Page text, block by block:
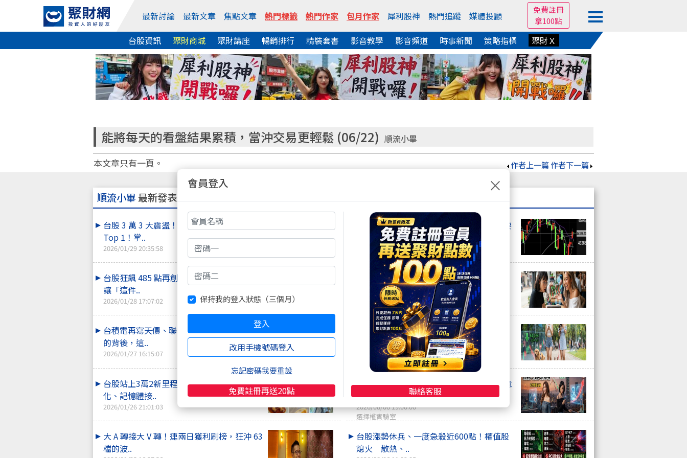
最新討論 最新文章 焦點文章 熱門標籤 熱門作家 包月作家 犀利股神 熱門追蹤 媒體投顧
免費註冊
拿100點
台股資訊 聚財商城 聚財講座 暢銷排行 精裝套書 影音教學 影音頻道 時事新聞 策略指標 聚財Ｘ
能將每天的看盤結果累積，當沖交易更輕鬆 (06/22) 順流小畢
本文章只有一頁。 作者上一篇作者下一篇
順流小畢最新發表主題
台股 3 萬 3 大震盪！小畢單日獲利創生涯
Top 1！掌..
2026/01/29 20:35:58
台股狂飆 485 點再創高！但在煙火之下，別
讓「這件..
2026/01/28 17:07:02
台積電再寫天價、聯電亮燈！但在指數創高
的背後，這..
2026/01/27 16:15:07
台股站上3萬2新里程碑！資金大風吹，塑
化、記憶體接..
2026/01/26 21:01:03
大 A 轉接大 V 轉！連兩日獲利刷榜，狂沖 63
檔的波..
熱門焦點文章
大盤下跌２００點 夜盤又正在跌 反彈要
結束了？
2026/08/06 16:16:04
咖啡好喝
季線洗盤大震盪！光通訊還在噴，散熱強
勢，BBU強攻..
2026/08/06 18:30:00
理財阿涵
現買現賺的爆發力！這檔黑馬股爆量衝鎖
死，主力拉抬..
2026/08/06 10:54:57
台股驚魂守季線！機器人漲停潮爆發，記憶
體還在燒…..
2026/08/06 19:00:00
選擇權實驗室
台股漲勢休兵、一度急殺近600點！權值股
熄火 散熱、..
會員登入 ×
保持我的登入狀態（三個月）
登入
改用手機號碼登入
忘記密碼我要重設
免費註冊再送20點 聯絡客服